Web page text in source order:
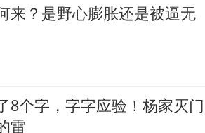
来？是野心膨胀还是被逼无
8个字，字字应验！杨家灭门
雷